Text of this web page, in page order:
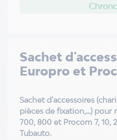
Sachet
Europro et
Sachet d'accessoires
pièces de fixation,...) pour
700, 800 et Procom 7, 10,
Tubauto.